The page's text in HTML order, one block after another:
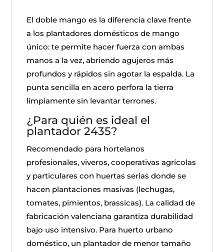
El doble mango es la diferencia clave frente
a los plantadores domésticos de mango
único: te permite hacer fuerza con ambas
manos a la vez, abriendo agujeros más
profundos y rápidos sin agotar la espalda. La
punta sencilla en acero perfora la tierra
limpiamente sin levantar terrones.
¿Para quién es ideal el
plantador 2435?
Recomendado para hortelanos
profesionales, viveros, cooperativas agrícolas
y particulares con huertas serias donde se
hacen plantaciones masivas (lechugas,
tomates, pimientos, brassicas). La calidad de
fabricación valenciana garantiza durabilidad
bajo uso intensivo. Para huerto urbano
doméstico, un plantador de menor tamaño